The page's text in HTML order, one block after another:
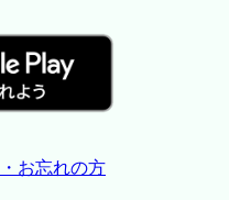
お忘れの方